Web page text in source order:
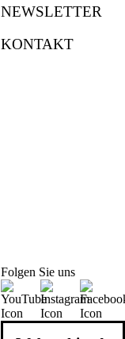
NEWSLETTER
KONTAKT
Folgen Sie uns